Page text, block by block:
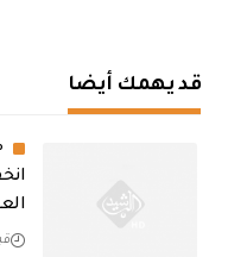
قد يهمك أيضا
قبل